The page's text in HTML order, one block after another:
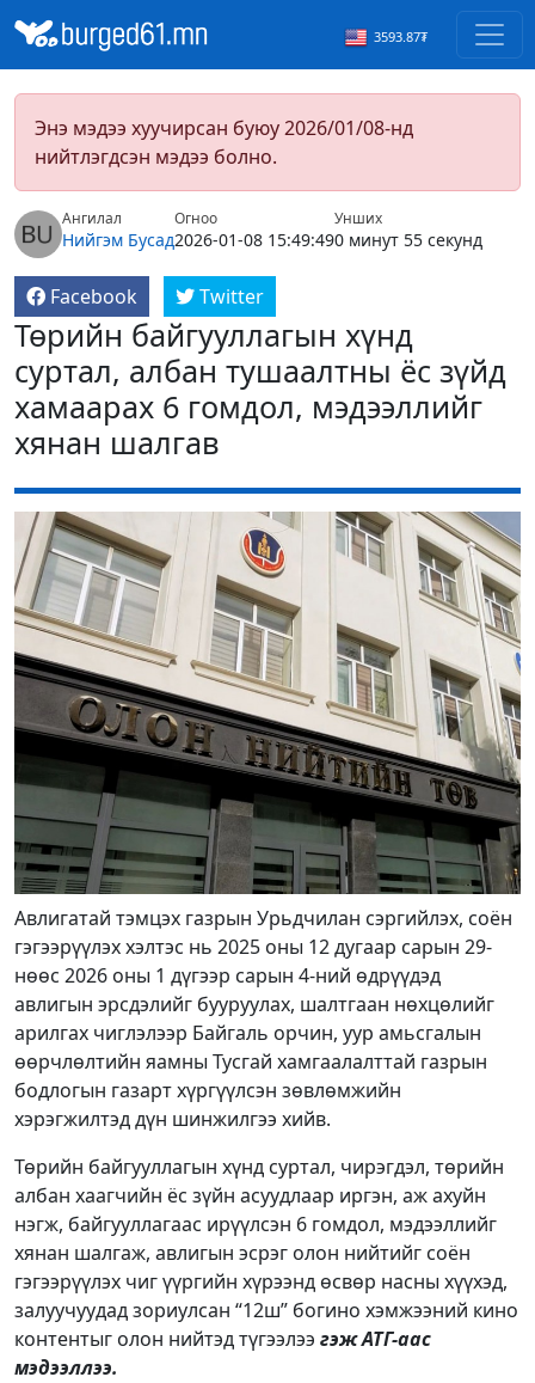
3593.87₮
Энэ мэдээ хуучирсан буюу 2026/01/08-нд
нийтлэгдсэн мэдээ болно.
Ангилал
Нийгэм Бусад
Огноо
2026-01-08 15:49:49
Унших
0 минут 55 секунд
Facebook Twitter
Төрийн байгууллагын хүнд
суртал, албан тушаалтны ёс зүйд
хамаарах 6 гомдол, мэдээллийг
хянан шалгав
Авлигатай тэмцэх газрын Урьдчилан сэргийлэх, соён
гэгээрүүлэх хэлтэс нь 2025 оны 12 дугаар сарын 29-
нөөс 2026 оны 1 дүгээр сарын 4-ний өдрүүдэд
авлигын эрсдэлийг бууруулах, шалтгаан нөхцөлийг
арилгах чиглэлээр Байгаль орчин, уур амьсгалын
өөрчлөлтийн яамны Тусгай хамгаалалттай газрын
бодлогын газарт хүргүүлсэн зөвлөмжийн
хэрэгжилтэд дүн шинжилгээ хийв.
Төрийн байгууллагын хүнд суртал, чирэгдэл, төрийн
албан хаагчийн ёс зүйн асуудлаар иргэн, аж ахуйн
нэгж, байгууллагаас ирүүлсэн 6 гомдол, мэдээллийг
хянан шалгаж, авлигын эсрэг олон нийтийг соён
гэгээрүүлэх чиг үүргийн хүрээнд өсвөр насны хүүхэд,
залуучуудад зориулсан “12ш” богино хэмжээний кино
контентыг олон нийтэд түгээлээ гэж АТГ-аас
мэдээллээ.